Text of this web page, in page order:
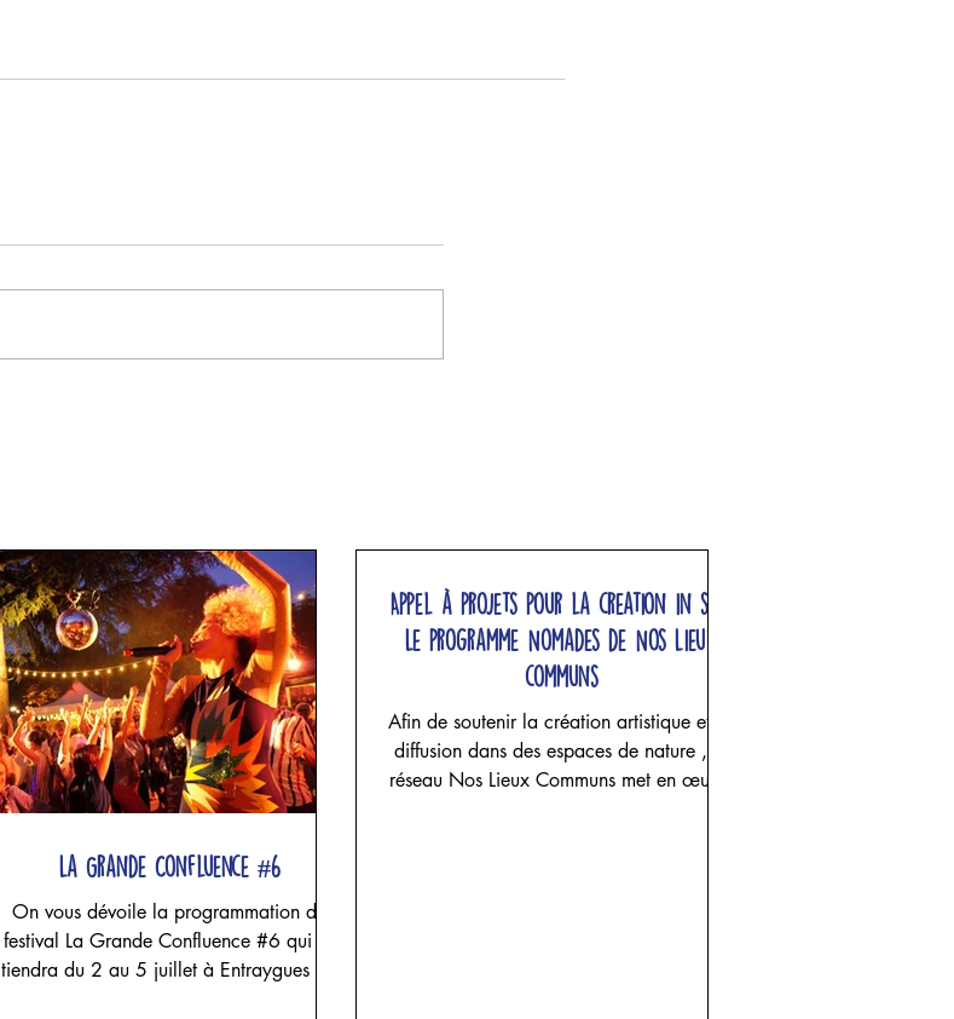
La Grande Confluence #6
On vous dévoile la programmation du
festival La Grande Confluence #6 qui se
tiendra du 2 au 5 juillet à Entraygues sur
Appel à projets pour la creation in situ,
Le programme Nomades de Nos Lieux
communs
Afin de soutenir la création artistique et sa
diffusion dans des espaces de nature , le
réseau Nos Lieux Communs met en œuvre